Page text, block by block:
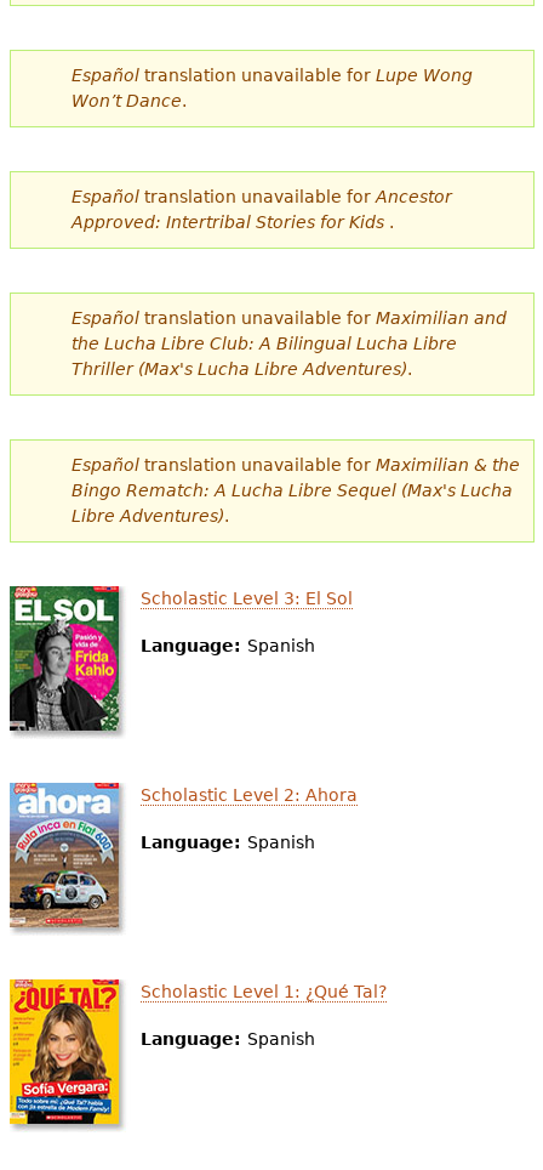
Más recursos
e
s
Españoltranslation unavailable for Lupe Wong
Won’t Dance.
Españoltranslation unavailable for Ancestor
Approved: Intertribal Stories for Kids .
Españoltranslation unavailable for Maximilian and
the Lucha Libre Club: A Bilingual Lucha Libre
Thriller (Max's Lucha Libre Adventures).
Españoltranslation unavailable for Maximilian & the
Bingo Rematch: A Lucha Libre Sequel (Max's Lucha
Libre Adventures).
Scholastic Level 3: El Sol
Language: Spanish
Scholastic Level 2: Ahora
Language: Spanish
Scholastic Level 1: ¿Qué Tal?
Language: Spanish